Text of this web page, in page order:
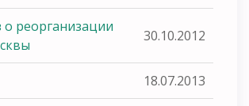
о реорганизации
30.10.2012
18.07.2013